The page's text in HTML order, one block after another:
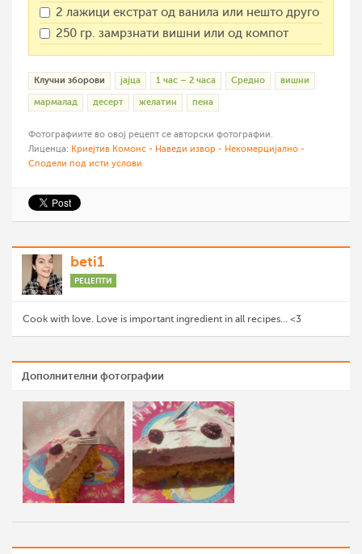
2 лажици екстрат од ванила или нешто друго
250 гр. замрзнати вишни или од компот
Клучни зборови јајца 1 час – 2 часа Средно вишни
мармалад десерт желатин пена
Фотографиите во овој рецепт се авторски фотографии.
Лиценца: Криејтив Комонс - Наведи извор - Некомерцијално -
Сподели под исти услови
beti1
РЕЦЕПТИ
Cook with love. Love is important ingredient in all recipes... <3
Дополнителни фотографии